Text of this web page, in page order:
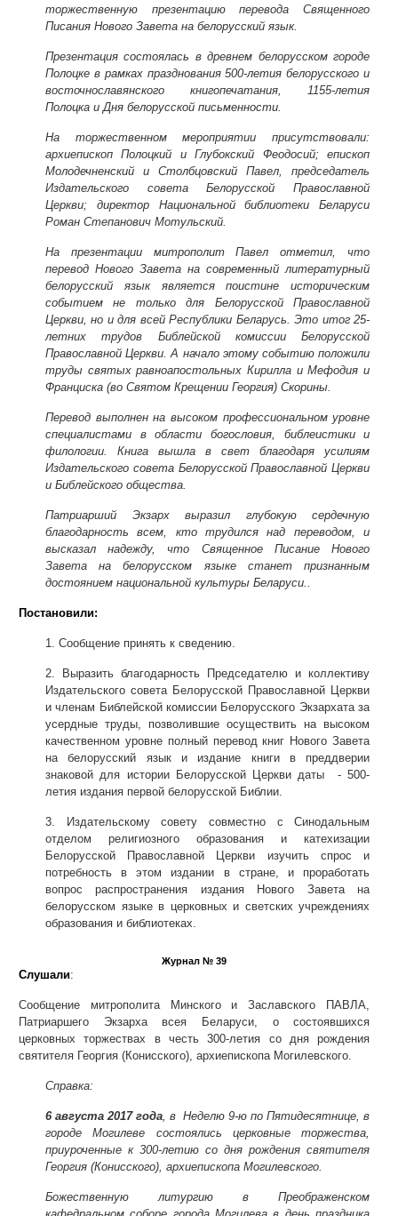
торжественную презентацию перевода Священного
Писания Нового Завета на белорусский язык.
Презентация состоялась в древнем белорусском городе
Полоцке в рамках празднования 500-летия белорусского и
восточнославянского книгопечатания, 1155-летия
Полоцка и Дня белорусской письменности.
На торжественном мероприятии присутствовали:
архиепископ Полоцкий и Глубокский Феодосий; епископ
Молодечненский и Столбцовский Павел, председатель
Издательского совета Белорусской Православной
Церкви; директор Национальной библиотеки Беларуси
Роман Степанович Мотульский.
На презентации митрополит Павел отметил, что
перевод Нового Завета на современный литературный
белорусский язык является поистине историческим
событием не только для Белорусской Православной
Церкви, но и для всей Республики Беларусь. Это итог 25-
летних трудов Библейской комиссии Белорусской
Православной Церкви. А начало этому событию положили
труды святых равноапостольных Кирилла и Мефодия и
Франциска (во Святом Крещении Георгия) Скорины.
Перевод выполнен на высоком профессиональном уровне
специалистами в области богословия, библеистики и
филологии. Книга вышла в свет благодаря усилиям
Издательского совета Белорусской Православной Церкви
и Библейского общества.
Патриарший Экзарх выразил глубокую сердечную
благодарность всем, кто трудился над переводом, и
высказал надежду, что Священное Писание Нового
Завета на белорусском языке станет признанным
достоянием национальной культуры Беларуси..
Постановили:
1. Сообщение принять к сведению.
2. Выразить благодарность Председателю и коллективу
Издательского совета Белорусской Православной Церкви
и членам Библейской комиссии Белорусского Экзархата за
усердные труды, позволившие осуществить на высоком
качественном уровне полный перевод книг Нового Завета
на белорусский язык и издание книги в преддверии
знаковой для истории Белорусской Церкви даты - 500-
летия издания первой белорусской Библии.
3. Издательскому совету совместно с Синодальным
отделом религиозного образования и катехизации
Белорусской Православной Церкви изучить спрос и
потребность в этом издании в стране, и проработать
вопрос распространения издания Нового Завета на
белорусском языке в церковных и светских учреждениях
образования и библиотеках.
Журнал № 39
Слушали:
Сообщение митрополита Минского и Заславского ПАВЛА,
Патриаршего Экзарха всея Беларуси, о состоявшихся
церковных торжествах в честь 300-летия со дня рождения
святителя Георгия (Конисского), архиепископа Могилевского.
Справка:
6 августа 2017 года, в Неделю 9-ю по Пятидесятнице, в
городе Могилеве состоялись церковные торжества,
приуроченные к 300-летию со дня рождения святителя
Георгия (Конисского), архиепископа Могилевского.
Божественную литургию в Преображенском